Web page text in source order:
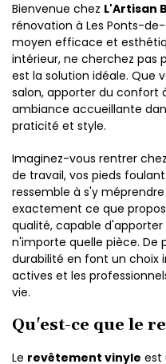
Bienvenue chez L'Artisan
rénovation à Les Ponts-
moyen efficace et
intérieur, ne cherchez pas
est la solution idéale. Que
salon, apporter du confort
ambiance accueillante
praticité et style.
Imaginez-vous rentrer
de travail, vos pieds
ressemble à s'y
exactement ce que
qualité, capable
n'importe quelle pièce. De
durabilité en font un choix
actives et les
vie.
Qu'est-ce que le
Le revêtement vinyle est